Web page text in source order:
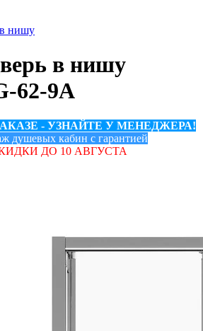
нишу
в нишу
62-9A
- УЗНАЙТЕ У МЕНЕДЖЕРА!
душевых кабин с гарантией
ДО 10 АВГУСТА